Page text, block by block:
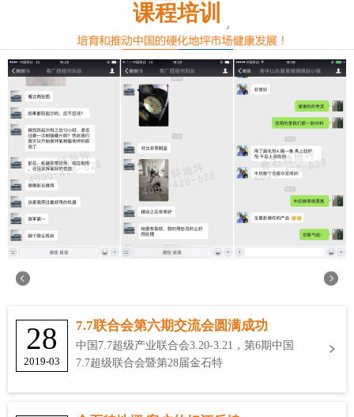
课程培训
28
2019-03
7.7联合会第六期交流会圆满成功
中国7.7超级产业联合会3.20-3.21，第6期中国
7.7超级联合会暨第28届金石特